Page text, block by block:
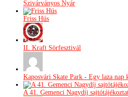
Szivárványos Nyár
Friss Hús
II. Kraft Sörfesztivál
Kaposvári Skate Park - Egy laza nap
A 41. Gemenci Nagydíj